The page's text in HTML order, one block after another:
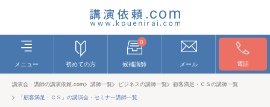
メニュー 初めての方
0
候補講師 メール 電話
講演会・講師の講演依頼.com 講師一覧 ビジネスの講師一覧
顧客満足・ＣＳの講師一覧
「顧客満足・ＣＳ」の講演会・セミナー講師一覧